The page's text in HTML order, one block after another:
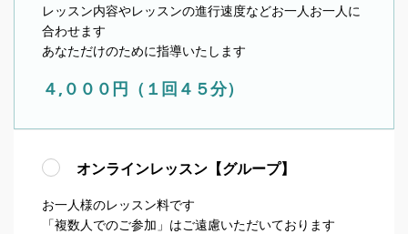
レッスン内容やレッスンの進行速度などお一人お一人に
合わせます
あなただけのために指導いたします
４,０００円（１回４５分）
オンラインレッスン【グループ】
お一人様のレッスン料です
「複数人でのご参加」はご遠慮いただいております